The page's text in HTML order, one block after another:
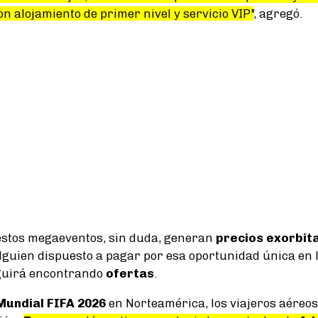
alojamiento de primer nivel y servicio VIP", agregó.
megaeventos, sin duda, generan precios
dispuesto a pagar por esa oportunidad única en
encontrando ofertas.
FIFA 2026 en Norteamérica, los viajeros